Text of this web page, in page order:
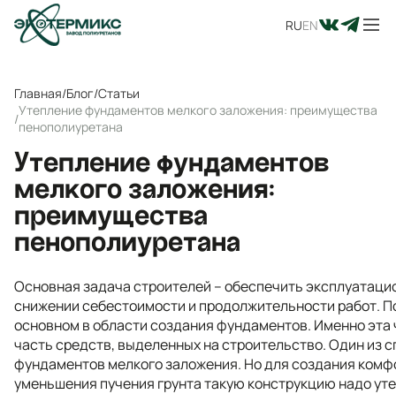
RUEN
Главная/Блог/Статьи
/Утепление фундаментов мелкого заложения: преимущества
пенополиуретана
Утепление фундаментов
мелкого заложения:
преимущества
пенополиуретана
Основная задача строителей – обеспечить
снижении себестоимости и продолжительности работ.
основном в области создания фундаментов. Именно
часть средств, выделенных на строительство. Один из
фундаментов мелкого заложения. Но для создания
уменьшения пучения грунта такую конструкцию надо